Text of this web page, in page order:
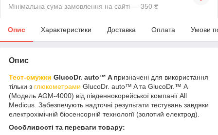
Мінімальна сума замовлення на сайті — 350 ₴
Опис Характеристики Доставка Оплата Умови
Опис
Тест-смужки GlucoDr. auto™ A призначені для використання
тільки з глюкометрами GlucoDr. auto™ A та GlucoDr.™ А
(Модель AGM-4000) від південнокорейської компанії All
Medicus. Забезпечують надточні результати тестувань завдяки
електрохімічній біосенсорній технології (золотий електрод).
Особливості та переваги товару: